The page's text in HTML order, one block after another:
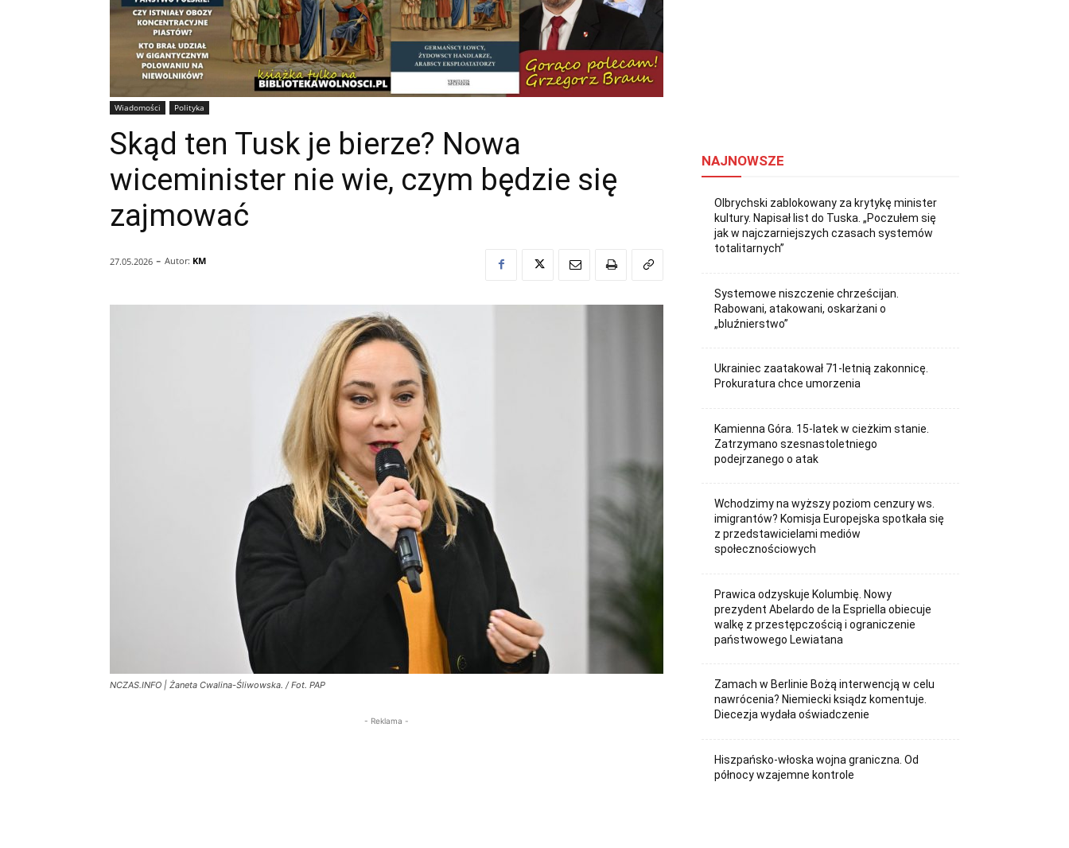
Wiadomości Polityka
Skąd ten Tusk je bierze? Nowa
wiceminister nie wie, czym będzie się
zajmować
27.05.2026 - Autor: KM
NCZAS.INFO | Żaneta Cwalina-Śliwowska. / Fot. PAP
- Reklama -
NAJNOWSZE
Olbrychski zablokowany za krytykę minister
kultury. Napisał list do Tuska. „Poczułem się
jak w najczarniejszych czasach systemów
totalitarnych”
Systemowe niszczenie chrześcijan.
Rabowani, atakowani, oskarżani o
„bluźnierstwo”
Ukrainiec zaatakował 71-letnią zakonnicę.
Prokuratura chce umorzenia
Kamienna Góra. 15-latek w cieżkim stanie.
Zatrzymano szesnastoletniego
podejrzanego o atak
Wchodzimy na wyższy poziom cenzury ws.
imigrantów? Komisja Europejska spotkała się
z przedstawicielami mediów
społecznościowych
Prawica odzyskuje Kolumbię. Nowy
prezydent Abelardo de la Espriella obiecuje
walkę z przestępczością i ograniczenie
państwowego Lewiatana
Zamach w Berlinie Bożą interwencją w celu
nawrócenia? Niemiecki ksiądz komentuje.
Diecezja wydała oświadczenie
Hiszpańsko-włoska wojna graniczna. Od
północy wzajemne kontrole